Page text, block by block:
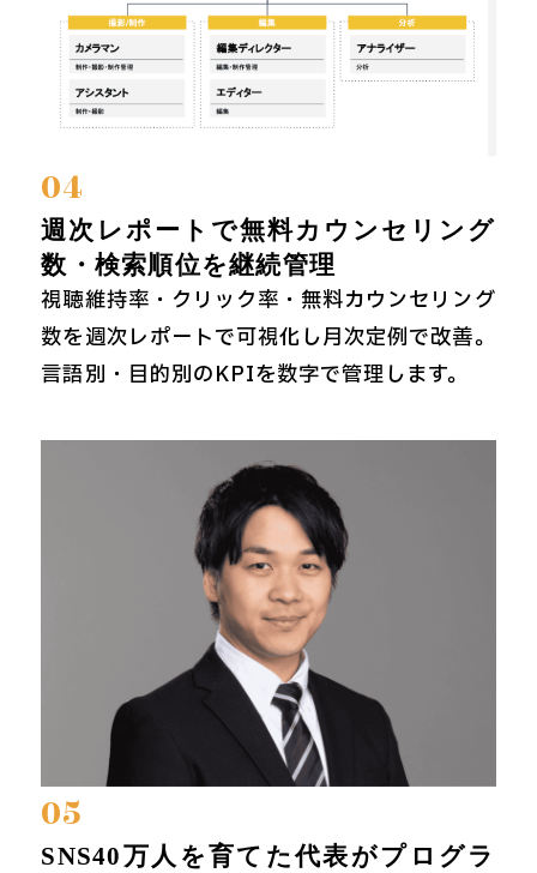
04
週次レポートで無料カウンセリング
数・検索順位を継続管理
視聴維持率・クリック率・無料カウンセリング
数を週次レポートで可視化し月次定例で改善。
言語別・目的別のKPIを数字で管理します。
05
SNS40万人を育てた代表がプログラ